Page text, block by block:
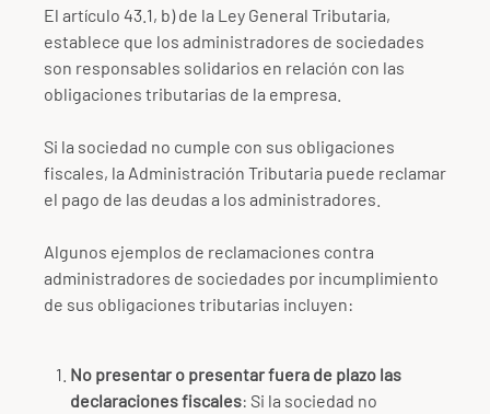
El artículo 43.1, b) de la Ley General Tributaria,
establece que los administradores de sociedades
son responsables solidarios en relación con las
obligaciones tributarias de la empresa.
Si la sociedad no cumple con sus obligaciones
fiscales, la Administración Tributaria puede reclamar
el pago de las deudas a los administradores.
Algunos ejemplos de reclamaciones contra
administradores de sociedades por incumplimiento
de sus obligaciones tributarias incluyen:
No presentar o presentar fuera de plazo las
declaraciones fiscales: Si la sociedad no